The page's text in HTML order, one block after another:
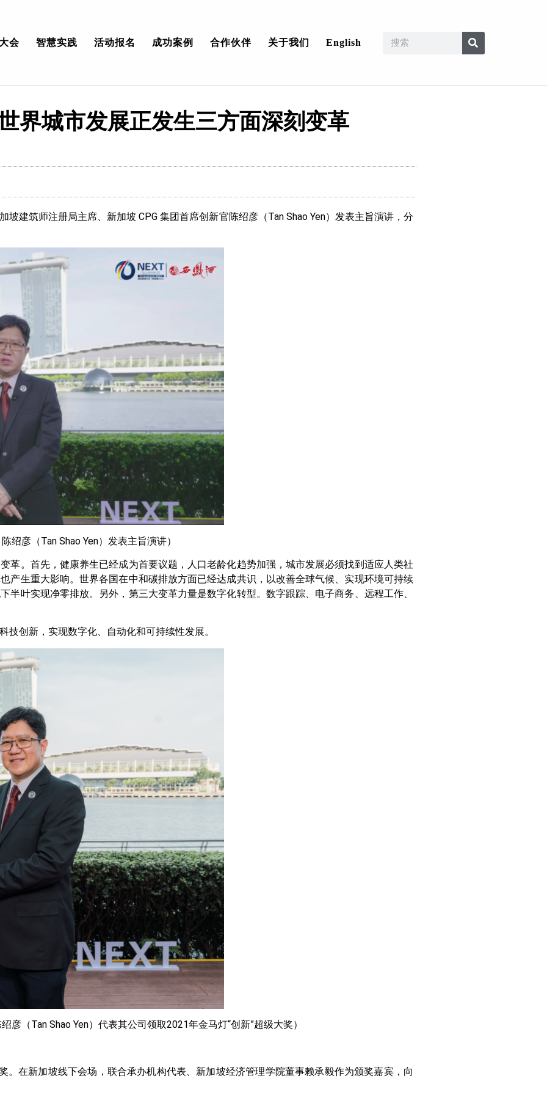
会 智慧实践 活动报名 成功案例 合作伙伴 关于我们 English
界城市发展正发生三方面深刻变革
建筑师注册局主席、新加坡 CPG 集团首席创新官陈绍彦（Tan Shao Yen）发表主旨演讲，分
绍彦（Tan Shao Yen）发表主旨演讲）
革。首先，健康养生已经成为首要议题，人口老龄化趋势加强，城市发展必须找到适应人类社
产生重大影响。世界各国在中和碳排放方面已经达成共识，以改善全球气候、实现环境可持续
叶实现净零排放。另外，第三大变革力量是数字化转型。数字跟踪、电子商务、远程工作、
创新，实现数字化、自动化和可持续性发展。
彦（Tan Shao Yen）代表其公司领取2021年金马灯“创新”超级大奖）
。在新加坡线下会场，联合承办机构代表、新加坡经济管理学院董事赖承毅作为颁奖嘉宾，向